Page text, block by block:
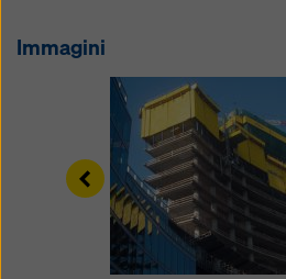
Immagini
Left
sito web e utilizzando le caselle
corrispondenti. Potete revocare
qualsiasi momento, con effetto
indicarne il motivo, cliccando su
in fondo a questo sito web.
Potete trovare ulteriori
nella nostra informativa sulla
inoltre la possibilità di
(impostazioni avanzate dei